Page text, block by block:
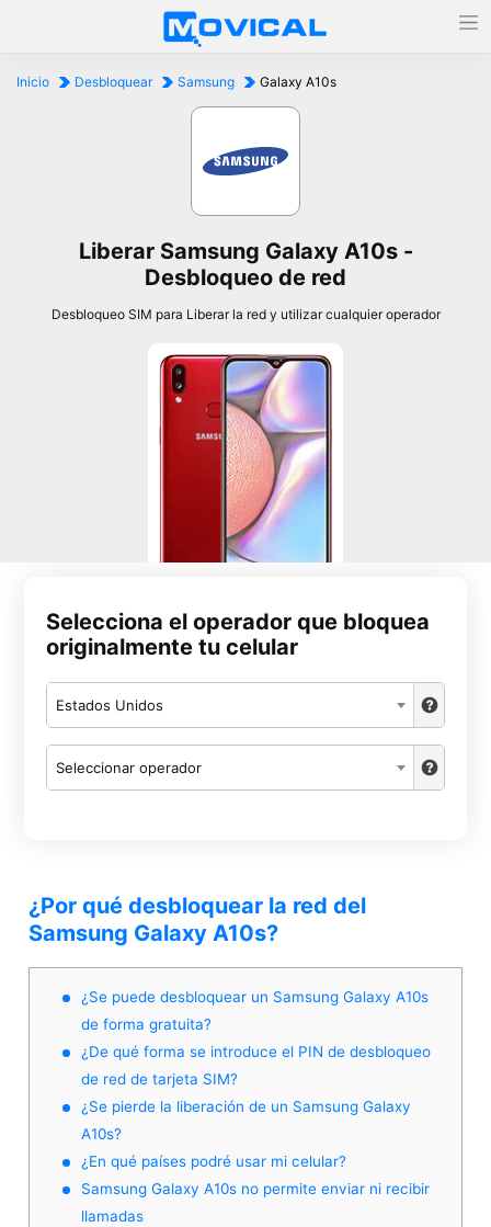
Inicio Desbloquear Samsung Galaxy A10s
Liberar Samsung Galaxy A10s -
Desbloqueo de red
Desbloqueo SIM para Liberar la red y utilizar cualquier operador
Selecciona el operador que bloquea
originalmente tu celular
Estados Unidos
Seleccionar operador
¿Por qué desbloquear la red del
Samsung Galaxy A10s?
¿Se puede desbloquear un Samsung Galaxy A10s
de forma gratuita?
¿De qué forma se introduce el PIN de desbloqueo
de red de tarjeta SIM?
¿Se pierde la liberación de un Samsung Galaxy
A10s?
¿En qué países podré usar mi celular?
Samsung Galaxy A10s no permite enviar ni recibir
llamadas